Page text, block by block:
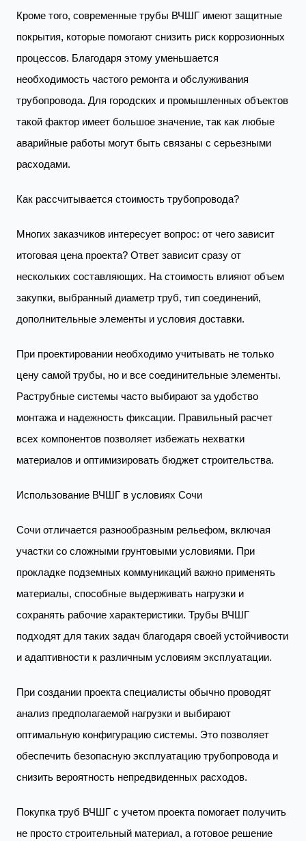
Кроме того, современные трубы ВЧШГ имеют защитные
покрытия, которые помогают снизить риск коррозионных
процессов. Благодаря этому уменьшается
необходимость частого ремонта и обслуживания
трубопровода. Для городских и промышленных объектов
такой фактор имеет большое значение, так как любые
аварийные работы могут быть связаны с серьезными
расходами.
Как рассчитывается стоимость трубопровода?
Многих заказчиков интересует вопрос: от чего зависит
итоговая цена проекта? Ответ зависит сразу от
нескольких составляющих. На стоимость влияют объем
закупки, выбранный диаметр труб, тип соединений,
дополнительные элементы и условия доставки.
При проектировании необходимо учитывать не только
цену самой трубы, но и все соединительные элементы.
Раструбные системы часто выбирают за удобство
монтажа и надежность фиксации. Правильный расчет
всех компонентов позволяет избежать нехватки
материалов и оптимизировать бюджет строительства.
Использование ВЧШГ в условиях Сочи
Сочи отличается разнообразным рельефом, включая
участки со сложными грунтовыми условиями. При
прокладке подземных коммуникаций важно применять
материалы, способные выдерживать нагрузки и
сохранять рабочие характеристики. Трубы ВЧШГ
подходят для таких задач благодаря своей устойчивости
и адаптивности к различным условиям эксплуатации.
При создании проекта специалисты обычно проводят
анализ предполагаемой нагрузки и выбирают
оптимальную конфигурацию системы. Это позволяет
обеспечить безопасную эксплуатацию трубопровода и
снизить вероятность непредвиденных расходов.
Покупка труб ВЧШГ с учетом проекта помогает получить
не просто строительный материал, а готовое решение